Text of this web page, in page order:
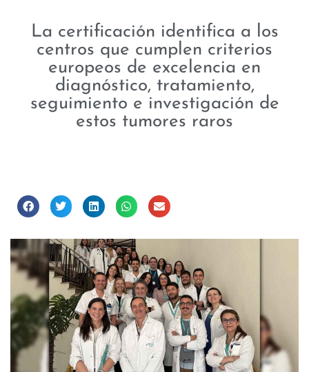
La certificación identifica a los
centros que cumplen criterios
europeos de excelencia en
diagnóstico, tratamiento,
seguimiento e investigación de
estos tumores raros